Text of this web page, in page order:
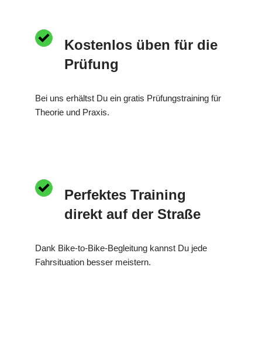
Kostenlos üben für die
Prüfung
Bei uns erhältst Du ein gratis Prüfungstraining für
Theorie und Praxis.
Perfektes Training
direkt auf der Straße
Dank Bike-to-Bike-Begleitung kannst Du jede
Fahrsituation besser meistern.